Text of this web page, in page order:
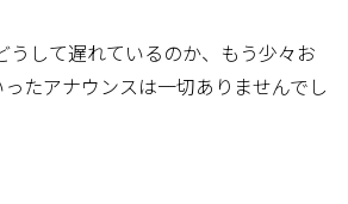
うして遅れているのか、もう少々お
たアナウンスは一切ありませんでし